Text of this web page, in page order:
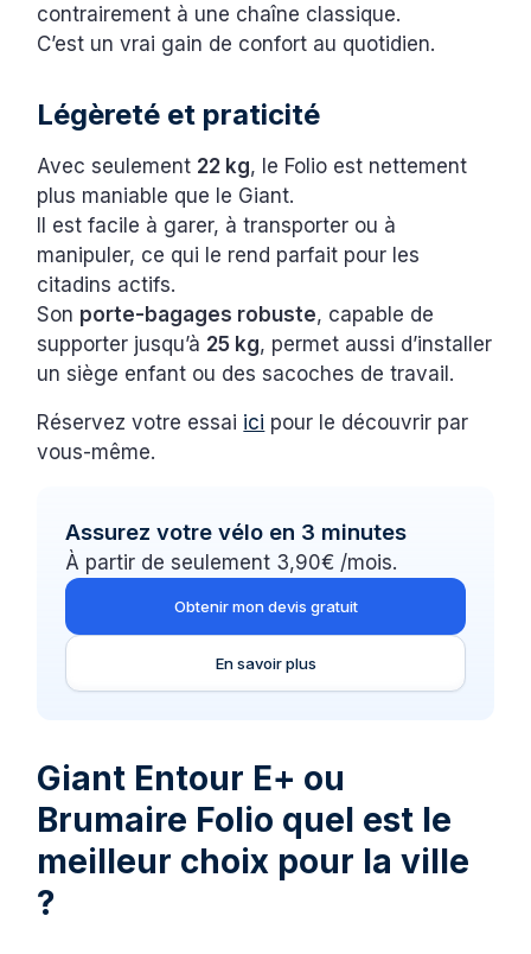
contrairement à une chaîne classique.
C’est un vrai gain de confort au quotidien.
Légèreté et praticité
Avec seulement 22 kg, le Folio est nettement
plus maniable que le Giant.
Il est facile à garer, à transporter ou à
manipuler, ce qui le rend parfait pour les
citadins actifs.
Son porte-bagages robuste, capable de
supporter jusqu’à 25 kg, permet aussi d’installer
un siège enfant ou des sacoches de travail.
Réservez votre essai ici pour le découvrir par
vous-même.
Assurez votre vélo en 3 minutes
À partir de seulement 3,90€ /mois.
Obtenir mon devis gratuit
En savoir plus
Giant Entour E+ ou
Brumaire Folio quel est le
meilleur choix pour la ville
?